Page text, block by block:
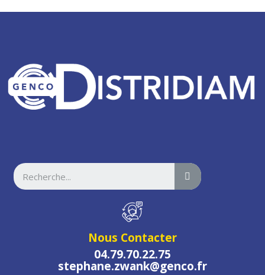
Nous Contacter
04.79.70.22.75
stephane.zwank@genco.fr